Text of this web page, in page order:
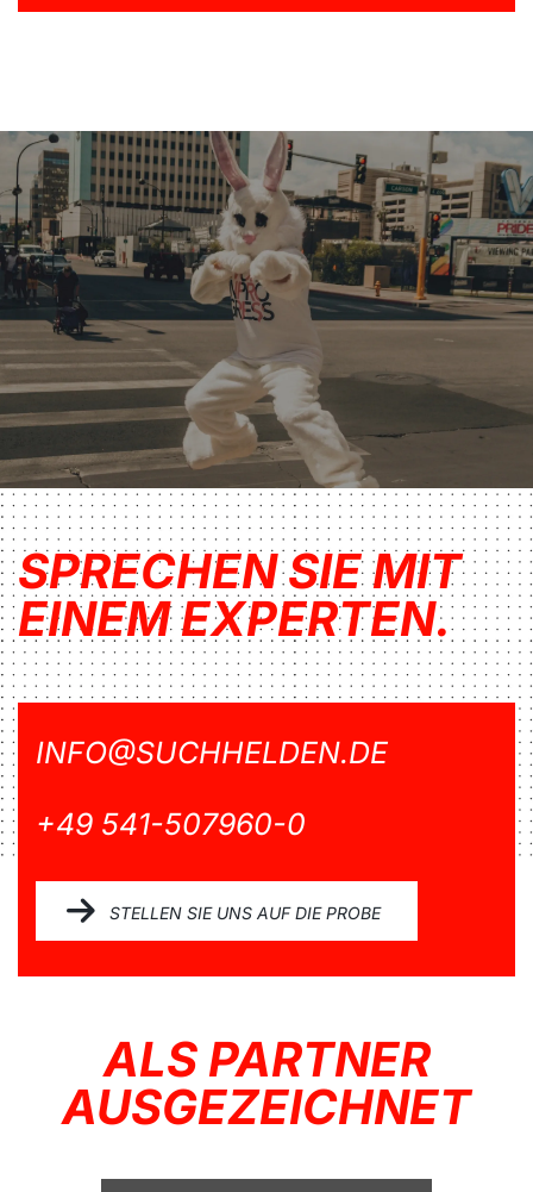
SPRECHEN SIE MIT
EINEM EXPERTEN.
INFO@SUCHHELDEN.DE
+49 541-507960-0
STELLEN SIE UNS AUF DIE PROBE
ALS PARTNER
AUSGEZEICHNET